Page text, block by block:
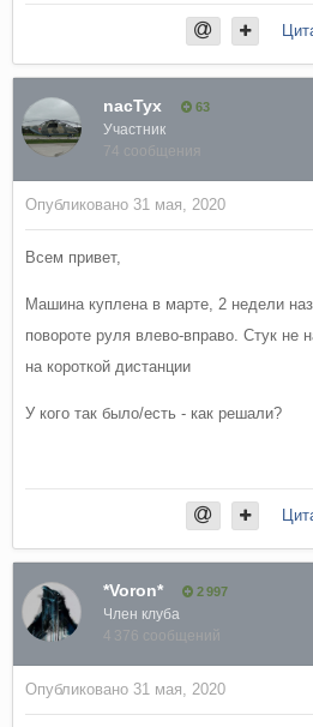
nacTyx 63
Участник
74 сообщения
Опубликовано 31 мая, 2020
Всем привет,
Машина куплена в марте, 2 недели
повороте руля влево-вправо. Стук не
на короткой дистанции
У кого так было/есть - как решали?
*Voron* 2 997
Член клуба
4 376 сообщений
Опубликовано 31 мая, 2020